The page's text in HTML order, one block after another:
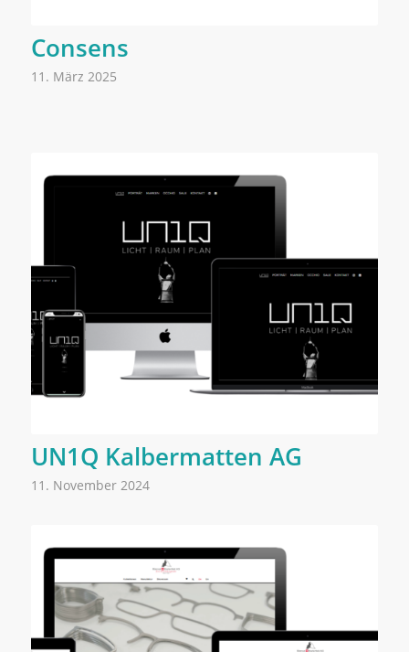
Consens
11. März 2025
UN1Q Kalbermatten AG
11. November 2024